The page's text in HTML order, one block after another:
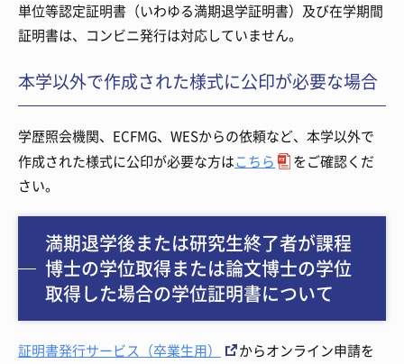
単位等認定証明書（いわゆる満期退学証明書）及び在学期間
証明書は、コンビニ発行は対応していません。
本学以外で作成された様式に公印が必要な場合
学歴照会機関、ECFMG、WESからの依頼など、本学以外で
作成された様式に公印が必要な方はこちら
をご確認くだ
さい。
満期退学後または研究生終了者が課程
博士の学位取得または論文博士の学位
取得した場合の学位証明書について
証明書発行サービス（卒業生用）
からオンライン申請を